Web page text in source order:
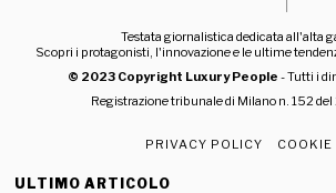
Testata giornalistica dedicata all'alta
Scopri i protagonisti, l'innovazione e le ultime
© 2023 Copyright Luxury People - Tutti i
Registrazione tribunale di Milano n. 152
PRIVACY POLICY COOKIE
ULTIMO ARTICOLO